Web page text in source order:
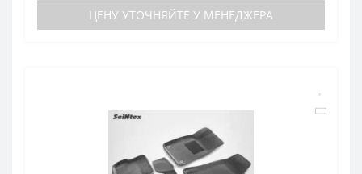
ЦЕНУ УТОЧНЯЙТЕ У МЕНЕДЖЕРА